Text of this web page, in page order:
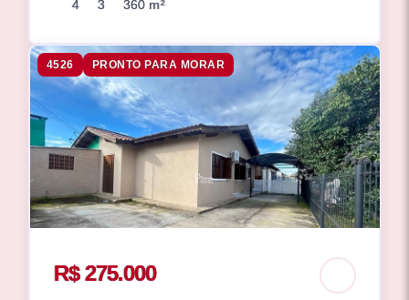
4 3 360 m²
4526 PRONTO PARA MORAR
R$ 275.000